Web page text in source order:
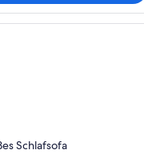
Eine moderne Küche mit
Schlafsofa